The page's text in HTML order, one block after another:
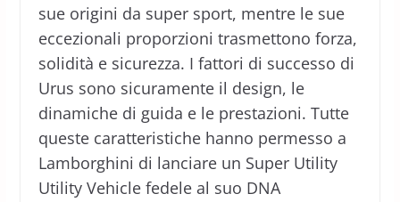
sue origini da super sport, mentre le sue
eccezionali proporzioni trasmettono forza,
solidità e sicurezza. I fattori di successo di
Urus sono sicuramente il design, le
dinamiche di guida e le prestazioni. Tutte
queste caratteristiche hanno permesso a
Lamborghini di lanciare un Super Utility
Utility Vehicle fedele al suo DNA